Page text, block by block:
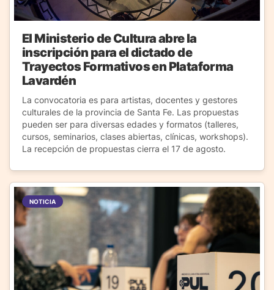
El Ministerio de Cultura abre la
inscripción para el dictado de
Trayectos Formativos en Plataforma
Lavardén
La convocatoria es para artistas, docentes y gestores
culturales de la provincia de Santa Fe. Las propuestas
pueden ser para diversas edades y formatos (talleres,
cursos, seminarios, clases abiertas, clínicas, workshops).
La recepción de propuestas cierra el 17 de agosto.
NOTICIA